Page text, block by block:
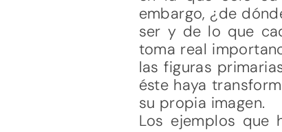
embargo, ¿de
ser y de lo que
toma real
las figuras
éste haya
su propia imagen.
Los ejemplos que